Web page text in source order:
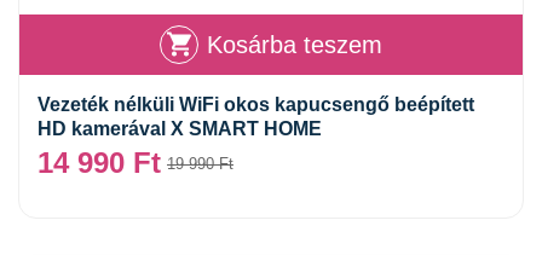
Kosárba teszem
Vezeték nélküli WiFi okos kapucsengő beépített
HD kamerával X SMART HOME
19 990Ft
14 990 Ft